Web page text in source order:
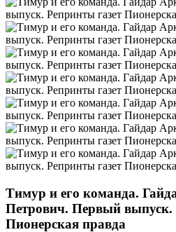
Тимур и его команда.
Петрович. Первый выпуск.
Пионерская правда